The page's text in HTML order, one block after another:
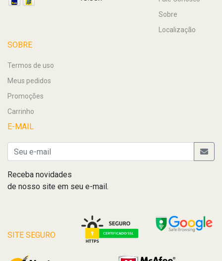
Sobre
Localização
SOBRE
Termos de uso
Meus pedidos
Promoções
Carrinho
E-MAIL
Receba novidades
de nosso site em seu e-mail.
SITE SEGURO